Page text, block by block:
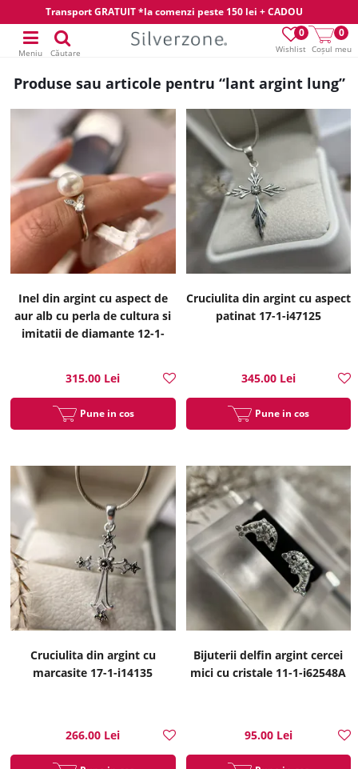
Transport GRATUIT *la comenzi peste 150 lei + CADOU
Wishlist
0
Coșul meu
0
Meniu Căutare
Produse sau articole pentru “lant argint lung”
Inel din argint cu aspect de
aur alb cu perla de cultura si
imitatii de diamante 12-1-
315.00 Lei
Pune in cos
Cruciulita din argint cu aspect
patinat 17-1-i47125
345.00 Lei
Pune in cos
Cruciulita din argint cu
marcasite 17-1-i14135
266.00 Lei
Bijuterii delfin argint cercei
mici cu cristale 11-1-i62548A
95.00 Lei